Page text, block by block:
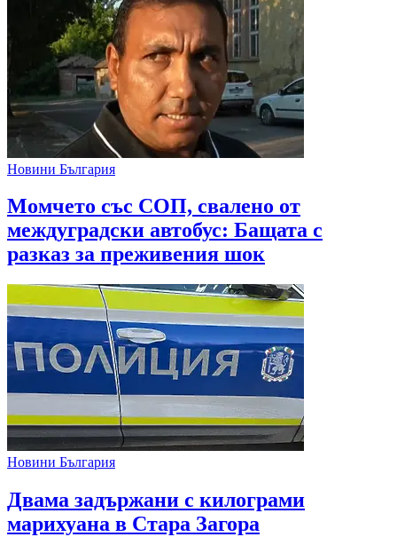
Новини България
Mомчето със СОП, свалено от
междуградски автобус: Бащата с
разказ за преживения шок
Новини България
Двама задържани с килограми
марихуана в Стара Загора